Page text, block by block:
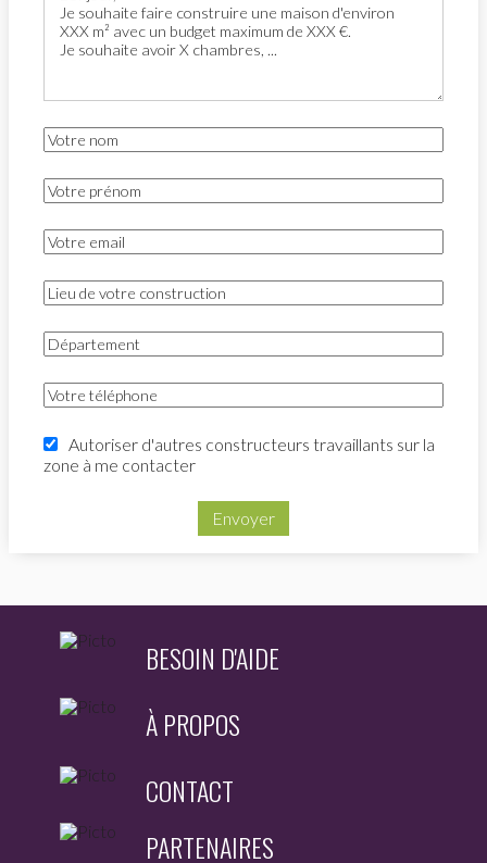
Autoriser d'autres constructeurs travaillants sur la
zone à me contacter
Envoyer
BESOIN D'AIDE
À PROPOS
CONTACT
PARTENAIRES